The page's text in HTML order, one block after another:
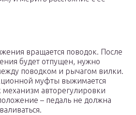
вращается поводок. После
будет отпущен, нужно
поводком и рычагом вилки.
муфты выжимается
механизм авторегулировки
– педаль не должна